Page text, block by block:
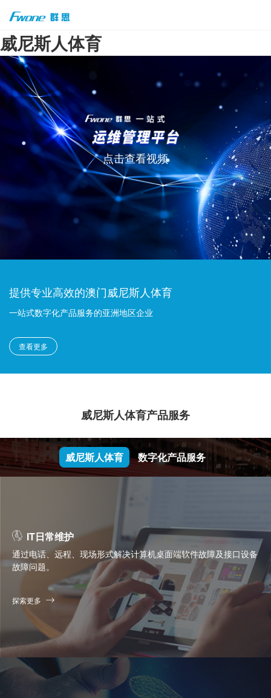
威尼斯人体育
点击查看视频
提供专业高效的澳门威尼斯人体育
一站式数字化产品服务的亚洲地区企业
查看更多
威尼斯人体育产品服务
威尼斯人体育 数字化产品服务
IT日常维护
通过电话、远程、现场形式解决计算机桌面端软件故障及接口设备
故障问题。
探索更多